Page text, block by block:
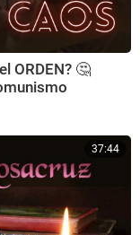
ORDEN? 🤔
37:44